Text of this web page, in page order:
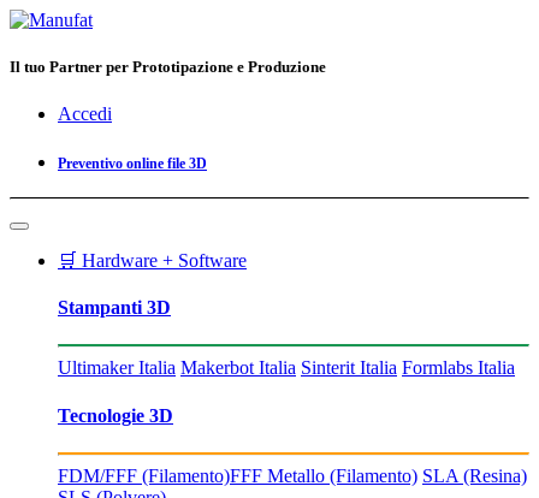
Il tuo Partner per Prototipazione e Produzione
Accedi
Preventivo online file 3D
🛒 Hardware + Software
Stampanti 3D
Ultimaker Italia Makerbot Italia Sinterit Italia Formlabs Italia
Tecnologie 3D
FDM/FFF (Filamento)FFF Metallo (Filamento) SLA (Resina)